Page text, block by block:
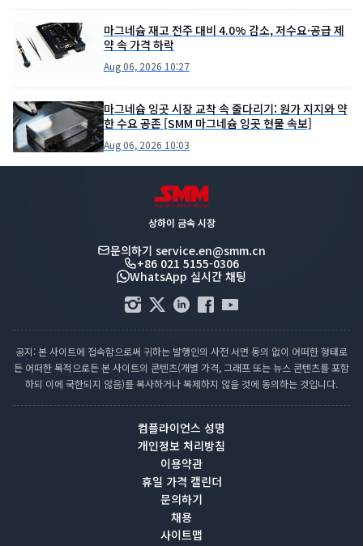
마그네슘 재고 전주 대비 4.0% 감소, 저수요·공급 제
약 속 가격 하락
Aug 06, 2026 10:27
마그네슘 잉곳 시장 교착 속 줄다리기: 원가 지지와 약
한 수요 공존 [SMM 마그네슘 잉곳 현물 속보]
Aug 06, 2026 10:03
상하이 금속 시장
문의하기 service.en@smm.cn
+86 021 5155-0306
WhatsApp 실시간 채팅
공지: 본 사이트에 접속함으로써 귀하는 발행인의 사전 서면 동의 없이 어떠한 형태로
든 어떠한 목적으로든 본 사이트의 콘텐츠(개별 가격, 그래프 또는 뉴스 콘텐츠를 포함
하되 이에 국한되지 않음)를 복사하거나 복제하지 않을 것에 동의하는 것입니다.
컴플라이언스 성명
개인정보 처리방침
이용약관
휴일 가격 캘린더
문의하기
채용
사이트맵